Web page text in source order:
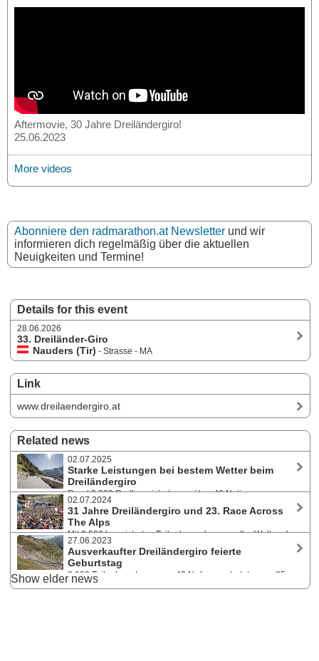
Details for this event
28.06.2026
33. Dreiländer-Giro
Nauders (Tir) - Strasse - MA
Link
www.dreilaendergiro.at
Related news
02.07.2025
Starke Leistungen bei bestem Wetter beim
Dreiländergiro
Rund 3.000 Radbegeisterte aus über 40 Nationen
machten den 32. Dreiländergiro erneut zu einem sportlichen Fest der
Extraklasse. Bei Kaiserwetter und nahezu perfekten Bedingungen
standen zwei anspruchsvolle Strecken durch drei Länder auf dem
Programm.
02.07.2024
31 Jahre Dreiländergiro und 23. Race Across
The Alps
Mit 3.500 begeisterten Teilnehmenden aus aller Welt und
ebenso vielen Zuschauenden war der 31. Dreiländergiro am 30. Juni
2024 in Nauders ein voller Erfolg. Beim Race Across The Alps am
28./29. Juni starteten über 50 Ultraracer:innen.
27.06.2023
Ausverkaufter Dreiländergiro feierte
Geburtstag
3.000 TeilnehmerInnen aus 40 Nationen starteten am 25.
Juni 2023 bei der 30. Auflage des Radmarathonklassikers. Eine ganze
Show elder news
Aftermovie, 30 Jahre Dreiländergiro!
25.06.2023
More videos
Abonniere den radmarathon.at Newsletter und wir
informieren dich regelmäßig über die aktuellen
Neuigkeiten und Termine!